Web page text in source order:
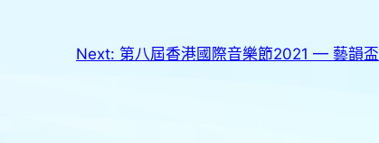
Next: 第八屆香港國際音樂節2021 — 藝韻盃